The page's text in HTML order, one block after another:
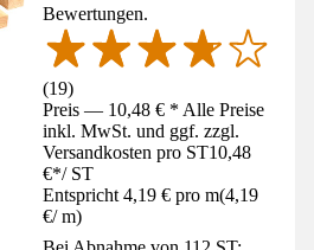
Bewertungen.
(19)
Preis — 10,48 € * Alle Preise
inkl. MwSt. und ggf. zzgl.
Versandkosten pro ST10,48
€*/ ST
Entspricht 4,19 € pro m(4,19
€/ m)